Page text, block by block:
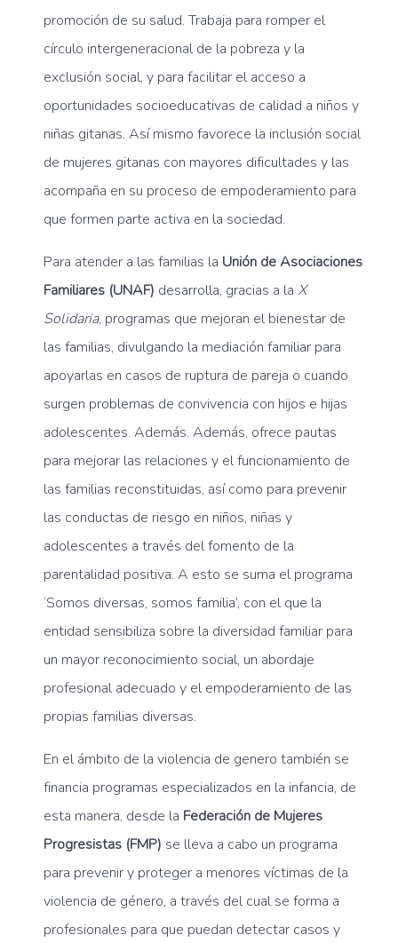
promoción de su salud. Trabaja para romper el
círculo intergeneracional de la pobreza y la
exclusión social, y para facilitar el acceso a
oportunidades socioeducativas de calidad a niños y
niñas gitanas. Así mismo favorece la inclusión social
de mujeres gitanas con mayores dificultades y las
acompaña en su proceso de empoderamiento para
que formen parte activa en la sociedad.
Para atender a las familias la Unión de Asociaciones
Familiares (UNAF) desarrolla, gracias a la X
Solidaria, programas que mejoran el bienestar de
las familias, divulgando la mediación familiar para
apoyarlas en casos de ruptura de pareja o cuando
surgen problemas de convivencia con hijos e hijas
adolescentes. Además. Además, ofrece pautas
para mejorar las relaciones y el funcionamiento de
las familias reconstituidas, así como para prevenir
las conductas de riesgo en niños, niñas y
adolescentes a través del fomento de la
parentalidad positiva. A esto se suma el programa
‘Somos diversas, somos familia’, con el que la
entidad sensibiliza sobre la diversidad familiar para
un mayor reconocimiento social, un abordaje
profesional adecuado y el empoderamiento de las
propias familias diversas.
En el ámbito de la violencia de genero también se
financia programas especializados en la infancia, de
esta manera, desde la Federación de Mujeres
Progresistas (FMP) se lleva a cabo un programa
para prevenir y proteger a menores víctimas de la
violencia de género, a través del cual se forma a
profesionales para que puedan detectar casos y